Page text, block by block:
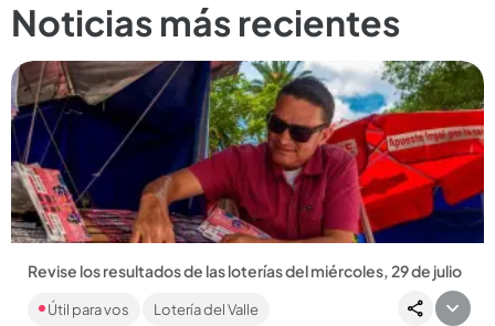
Noticias más recientes
Revise los resultados de las loterías del miércoles, 29 de julio
Manizales, Valle y Meta, así como del Baloto, la Revancha y los
Útil para vos Lotería del Valle